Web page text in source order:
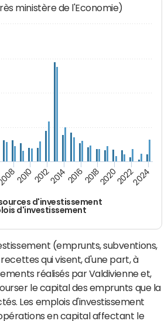
ministère de l'Economie)
d'investissement
d'investissement
2010 2012201420162018202020222024
(emprunts, subventions,
qui visent, d'une part, à
réalisés par Valdivienne et,
le capital des emprunts que la
Les emplois d'investissement
en capital affectant le